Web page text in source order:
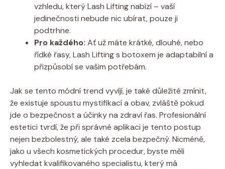
vzhledu, který Lash Lifting nabízí – vaší
jedinečnosti nebude nic ubírat, pouze ji
podtrhne.
Pro každého: Ať už máte krátké, dlouhé, nebo
řídké řasy, Lash Lifting s botoxem je adaptabilní a
přizpůsobí se vašim potřebám.
Jak se tento módní trend vyvíjí, je také důležité zmínit,
že existuje spoustu mystifikací a obav, zvláště pokud
jde o bezpečnost a účinky na zdraví řas. Profesionální
estetici tvrdí, že při správné aplikaci je tento postup
nejen bezbolestný, ale také zcela bezpečný. Nicméně,
jako u všech kosmetických procedur, byste měli
vyhledat kvalifikovaného specialistu, který má